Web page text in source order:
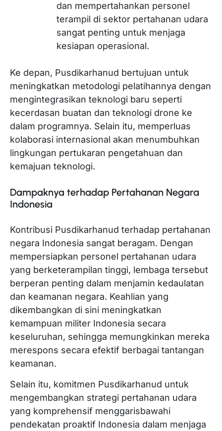
dan mempertahankan personel
terampil di sektor pertahanan udara
sangat penting untuk menjaga
kesiapan operasional.
Ke depan, Pusdikarhanud bertujuan untuk
meningkatkan metodologi pelatihannya dengan
mengintegrasikan teknologi baru seperti
kecerdasan buatan dan teknologi drone ke
dalam programnya. Selain itu, memperluas
kolaborasi internasional akan menumbuhkan
lingkungan pertukaran pengetahuan dan
kemajuan teknologi.
Dampaknya terhadap Pertahanan Negara
Indonesia
Kontribusi Pusdikarhanud terhadap pertahanan
negara Indonesia sangat beragam. Dengan
mempersiapkan personel pertahanan udara
yang berketerampilan tinggi, lembaga tersebut
berperan penting dalam menjamin kedaulatan
dan keamanan negara. Keahlian yang
dikembangkan di sini meningkatkan
kemampuan militer Indonesia secara
keseluruhan, sehingga memungkinkan mereka
merespons secara efektif berbagai tantangan
keamanan.
Selain itu, komitmen Pusdikarhanud untuk
mengembangkan strategi pertahanan udara
yang komprehensif menggarisbawahi
pendekatan proaktif Indonesia dalam menjaga